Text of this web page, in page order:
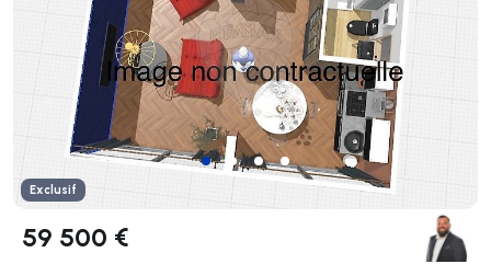
Exclusif
59 500 €